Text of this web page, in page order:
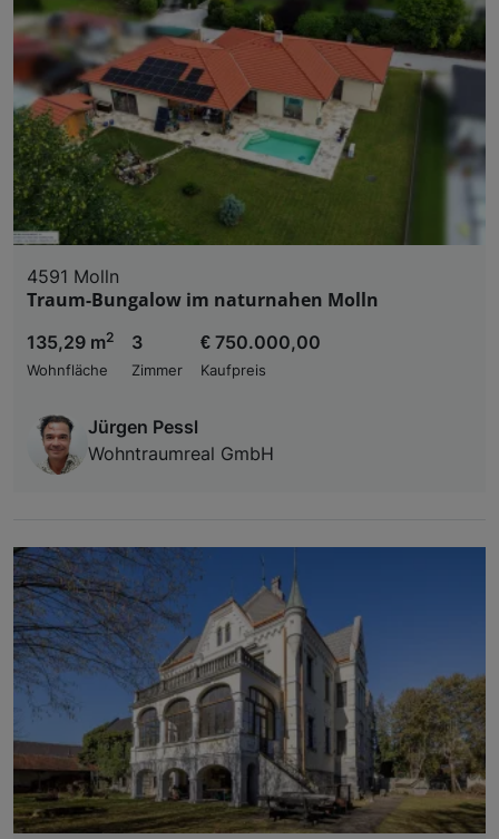
4591 Molln
Traum-Bungalow im naturnahen Molln
135,29 m2
Wohnfläche
3
Zimmer
€ 750.000,00
Kaufpreis
Jürgen Pessl
Wohntraumreal GmbH